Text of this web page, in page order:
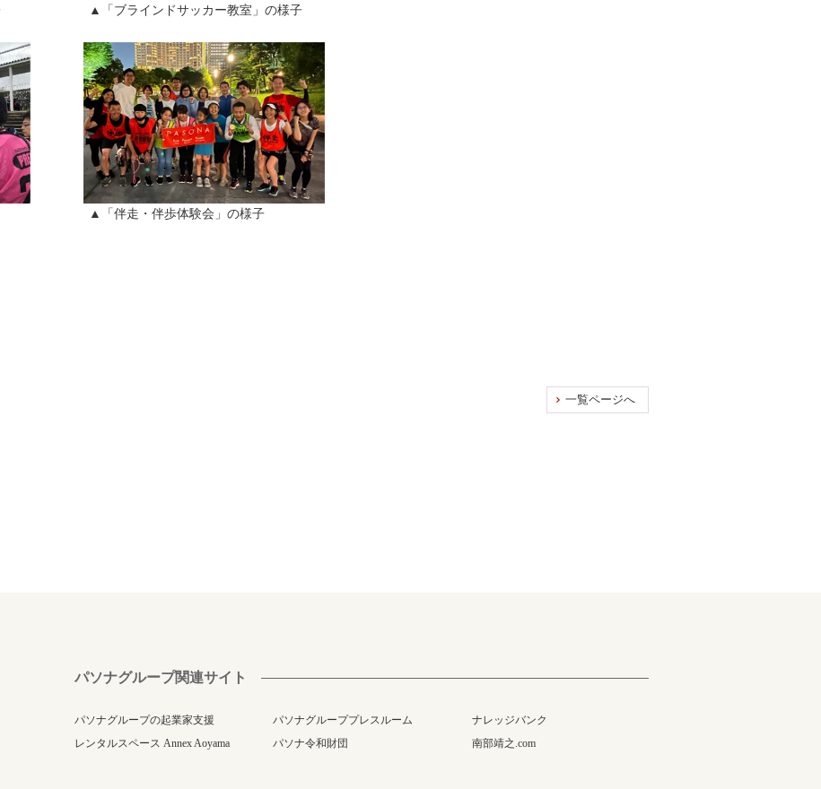
様子 ▲「ブラインドサッカー教室」の様子
子 ▲「伴走・伴歩体験会」の様子
一覧ページへ
パソナグループ関連サイト
パソナグループの起業家支援 パソナグループプレスルーム
ナレッジバンク
レンタルスペース Annex Aoyama
パソナ令和財団 南部靖之.com